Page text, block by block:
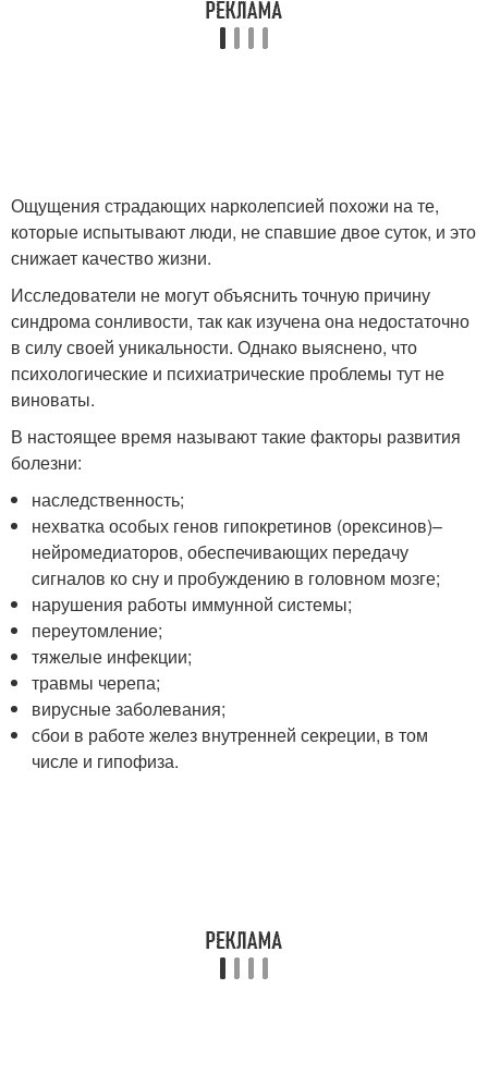
Ощущения страдающих нарколепсией похожи на те,
которые испытывают люди, не спавшие двое суток, и это
снижает качество жизни.
Исследователи не могут объяснить точную причину
синдрома сонливости, так как изучена она недостаточно
в силу своей уникальности. Однако выяснено, что
психологические и психиатрические проблемы тут не
виноваты.
В настоящее время называют такие факторы развития
болезни:
наследственность;
нехватка особых генов гипокретинов (орексинов)–
нейромедиаторов, обеспечивающих передачу
сигналов ко сну и пробуждению в головном мозге;
нарушения работы иммунной системы;
переутомление;
тяжелые инфекции;
травмы черепа;
вирусные заболевания;
сбои в работе желез внутренней секреции, в том
числе и гипофиза.